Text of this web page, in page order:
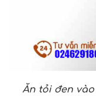
Ăn tỏi đen